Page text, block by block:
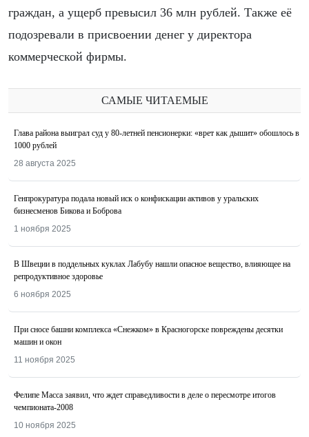
граждан, а ущерб превысил 36 млн рублей. Также её
подозревали в присвоении денег у директора
коммерческой фирмы.
САМЫЕ ЧИТАЕМЫЕ
Глава района выиграл суд у 80-летней пенсионерки: «врет как дышит» обошлось в
1000 рублей
28 августа 2025
Генпрокуратура подала новый иск о конфискации активов у уральских
бизнесменов Бикова и Боброва
1 ноября 2025
В Швеции в поддельных куклах Лабубу нашли опасное вещество, влияющее на
репродуктивное здоровье
6 ноября 2025
При сносе башни комплекса «Снежком» в Красногорске повреждены десятки
машин и окон
11 ноября 2025
Фелипе Масса заявил, что ждет справедливости в деле о пересмотре итогов
чемпионата-2008
10 ноября 2025